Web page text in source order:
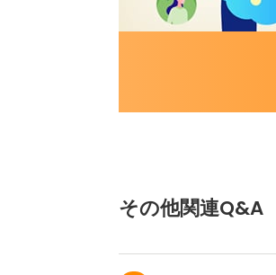
その他関連Q&A